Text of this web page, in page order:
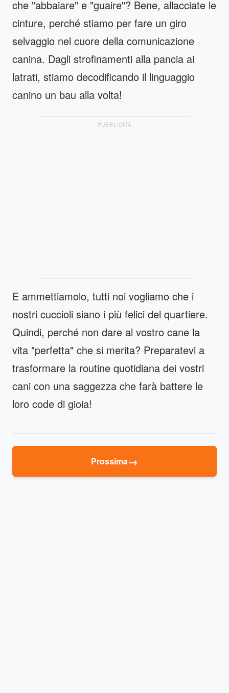
che "abbaiare" e "guaire"? Bene, allacciate le
cinture, perché stiamo per fare un giro
selvaggio nel cuore della comunicazione
canina. Dagli strofinamenti alla pancia ai
latrati, stiamo decodificando il linguaggio
canino un bau alla volta!
PUBBLICITÀ
E ammettiamolo, tutti noi vogliamo che i
nostri cuccioli siano i più felici del quartiere.
Quindi, perché non dare al vostro cane la
vita "perfetta" che si merita? Preparatevi a
trasformare la routine quotidiana dei vostri
cani con una saggezza che farà battere le
loro code di gioia!
Prossima→